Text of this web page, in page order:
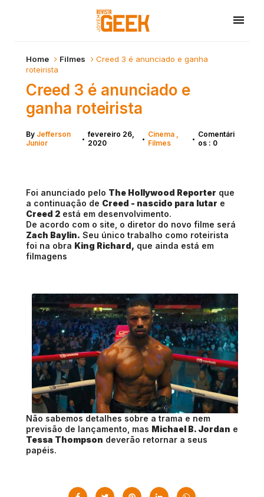
Home Filmes
Creed 3 é anunciado e ganha
roteirista
Creed 3 é anunciado e
ganha roteirista
By Jefferson
Junior
• fevereiro 26,
2020
• Cinema
Filmes
• Comentári
os : 0
Foi anunciado pelo The Hollywood Reporter que
a continuação de Creed - nascido para lutar e
Creed 2 está em desenvolvimento.
De acordo com o site, o diretor do novo filme será
Zach Baylin. Seu único trabalho como roteirista
foi na obra King Richard, que ainda está em
filmagens
Não sabemos detalhes sobre a trama e nem
previsão de lançamento, mas Michael B. Jordan e
Tessa Thompson deverão retornar a seus
papéis.